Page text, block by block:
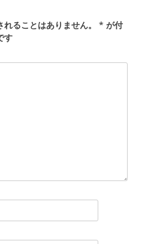
ることはありません。 * が付
す